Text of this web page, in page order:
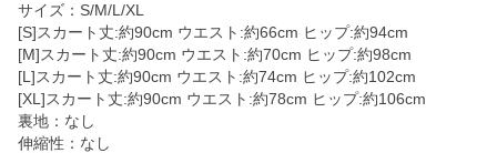
サイズ：S/M/L/XL
[S]スカート丈:約90cm ウエスト:約66cm ヒップ:約94cm
[M]スカート丈:約90cm ウエスト:約70cm ヒップ:約98cm
[L]スカート丈:約90cm ウエスト:約74cm ヒップ:約102cm
[XL]スカート丈:約90cm ウエスト:約78cm ヒップ:約106cm
裏地：なし
伸縮性：なし